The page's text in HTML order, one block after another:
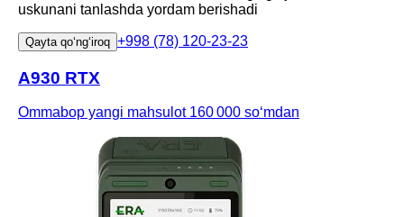
uskunani tanlashda yordam berishadi
Qayta qoʻngʻiroq +998 (78) 120-23-23
A930 RTX
Ommabop yangi mahsulot 160 000 soʻmdan